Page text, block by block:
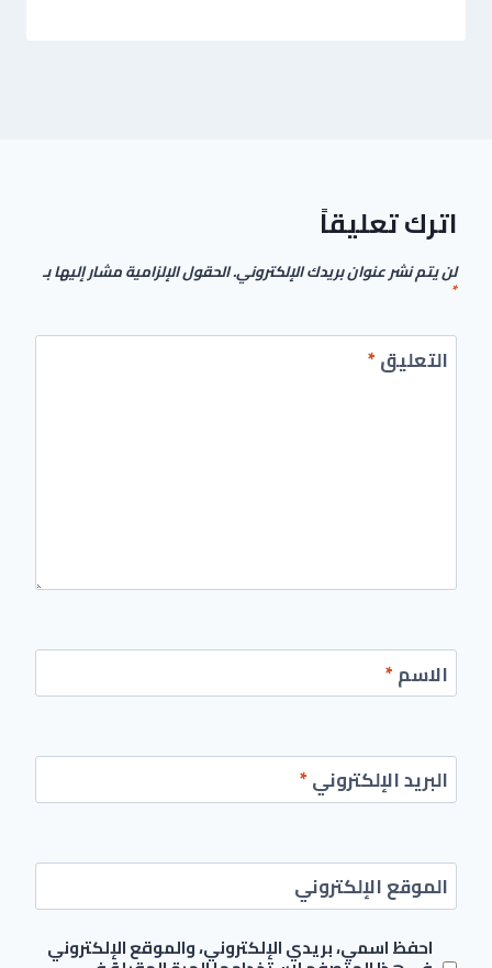
اترك تعليقاً
لن يتم نشر عنوان بريدك الإلكتروني.الحقول الإلزامية مشار إليها بـ
*
التعليق*
الاسم*
البريد الإلكتروني*
الموقع الإلكتروني
احفظ اسمي، بريدي الإلكتروني، والموقع الإلكتروني